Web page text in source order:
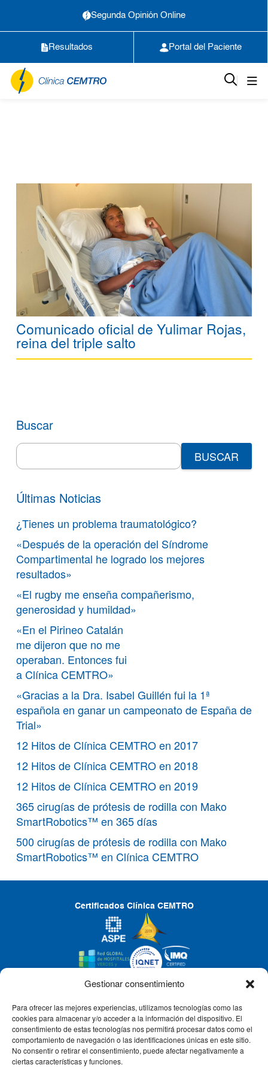
Gestionar consentimiento
Para ofrecer las mejores experiencias, utilizamos tecnologías como las
cookies para almacenar y/o acceder a la información del dispositivo. El
consentimiento de estas tecnologías nos permitirá procesar datos como el
comportamiento de navegación o las identificaciones únicas en este sitio.
No consentir o retirar el consentimiento, puede afectar negativamente a
ciertas características y funciones.
Segunda Opinión Online
Resultados Portal del Paciente
Comunicado oficial de Yulimar Rojas,
reina del triple salto
Buscar
Search
for:
Últimas Noticias
¿Tienes un problema traumatológico?
«Después de la operación del Síndrome
Compartimental he logrado los mejores
resultados»
«El rugby me enseña compañerismo,
generosidad y humildad»
«En el Pirineo Catalán
me dijeron que no me
operaban. Entonces fui
a Clínica CEMTRO»
«Gracias a la Dra. Isabel Guillén fui la 1ª
española en ganar un campeonato de España de
Trial»
12 Hitos de Clínica CEMTRO en 2017
12 Hitos de Clínica CEMTRO en 2018
12 Hitos de Clínica CEMTRO en 2019
365 cirugías de prótesis de rodilla con Mako
SmartRobotics™ en 365 días
500 cirugías de prótesis de rodilla con Mako
SmartRobotics™ en Clínica CEMTRO
Certificados Clínica CEMTRO
CLÍNICA CEMTRO
QUIÉNES SOMOS